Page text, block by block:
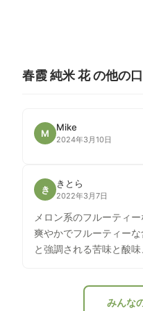
春霞 純米 花 の他の
M
Mike
2024年3月10日
き
きとら
2022年3月7日
メロン系のフルーティ
爽やかでフルーティー
と強調される苦味と酸
みんな